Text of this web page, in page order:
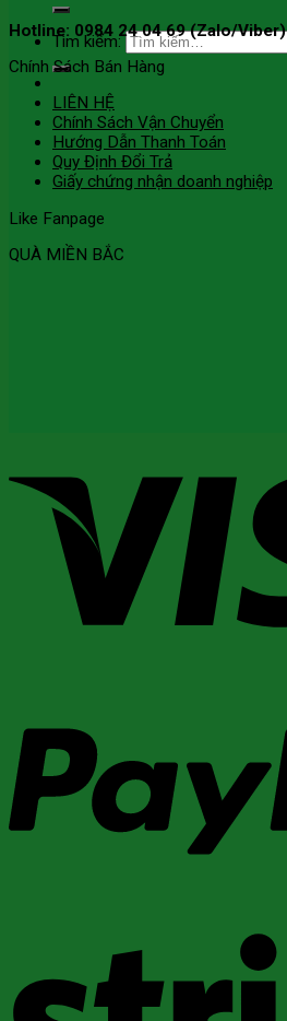
Tìm kiếm:
Hotline: 0984 24 04 69 (Zalo/Viber)
Chính Sách Bán Hàng
LIÊN HỆ
Chính Sách Vận Chuyển
Hướng Dẫn Thanh Toán
Quy Định Đổi Trả
Giấy chứng nhận doanh nghiệp
Like Fanpage
QUÀ MIỀN BẮC